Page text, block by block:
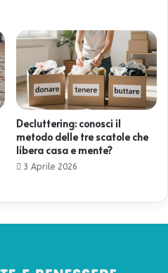
Decluttering: conosci il
metodo delle tre scatole che
libera casa e mente?
3 Aprile 2026